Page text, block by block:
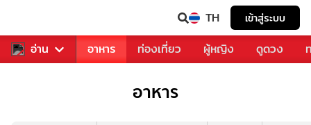
TH เข้าสู่ระบบ
อ่าน
รวงการเพลง อาหาร ท่องเที่ยว ผู้หญิง ดูดวง
อาหาร